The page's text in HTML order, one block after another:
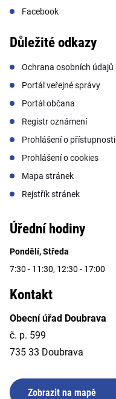
Facebook
Důležité odkazy
Ochrana osobních údajů
Portál veřejné správy
Portál občana
Registr oznámení
Prohlášení o přístupnosti
Prohlášení o cookies
Mapa stránek
Rejstřík stránek
Úřední hodiny
Pondělí, Středa
7:30 - 11:30, 12:30 - 17:00
Kontakt
Obecní úřad Doubrava
č. p. 599
735 33 Doubrava
Zobrazit na mapě